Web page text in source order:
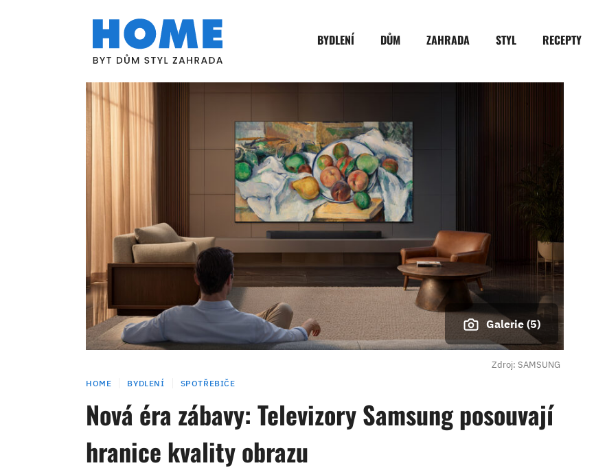
BYDLENÍ DŮM ZAHRADA STYL RECEPTY
Galerie (5)
Zdroj: SAMSUNG
HOME BYDLENÍ SPOTŘEBIČE
Nová éra zábavy: Televizory Samsung posouvají
hranice kvality obrazu